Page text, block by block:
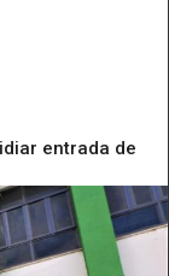
entrada de